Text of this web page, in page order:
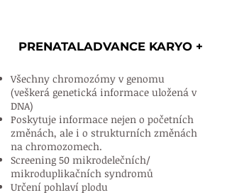
PRENATALADVANCE KARYO +
PRENATALADVANCE KARYO +
Všechny chromozómy v genomu
(veškerá genetická informace uložená v
DNA)
Poskytuje informace nejen o početních
změnách, ale i o strukturních změnách
na chromozomech.
Screening 50 mikrodelečních/
mikroduplikačních syndromů
Určení pohlaví plodu